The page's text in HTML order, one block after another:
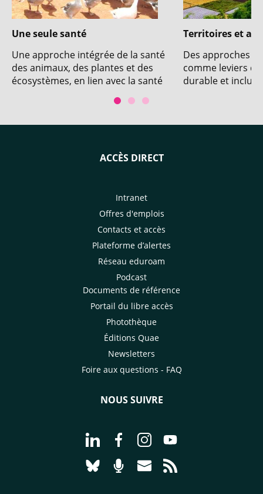
Une seule santé
Une approche intégrée de la santé
des animaux, des plantes et des
écosystèmes, en lien avec la santé
Territoires et
Des approches
comme leviers
durable et inclusif
ACCÈS DIRECT
Intranet
Offres d'emplois
Contacts et accès
Plateforme d’alertes
Réseau eduroam
Podcast
Documents de référence
Portail du libre accès
Photothèque
Éditions Quae
Newsletters
Foire aux questions - FAQ
NOUS SUIVRE
Aller à la page Nous suivre sur
Aller à la page Nous suivre sur
Aller à la page Nous
Aller à la page
Aller à la page Nous suivre sur
Aller à la page Nourrir le
Aller à la page Nous